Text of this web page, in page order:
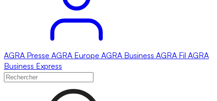
AGRA Presse AGRA Europe AGRA Business AGRA Fil AGRA
Business Express